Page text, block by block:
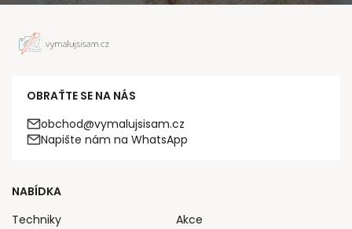
OBRAŤTE SE NA NÁS
obchod@vymalujsisam.cz
Napište nám na WhatsApp
NABÍDKA
Techniky
Akce